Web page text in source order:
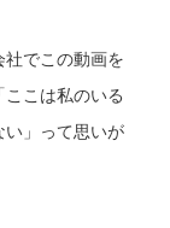
でこの動画を
こは私のいる
い」って思いが